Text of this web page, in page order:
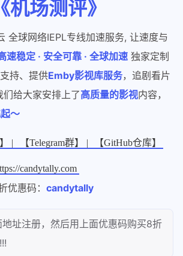
《机场测评》
全球网络IEPL专线加速服务, 让速度与
速稳定 · 安全可靠 · 全球加速 独家定制
持、提供Emby影视库服务，追剧看片
给大家安排上了高质量的影视内容，
～
| 【Telegram群】 | 【GitHub仓库】
candytally.com
优惠码：candytally
址注册，然后用上面优惠码购买8折